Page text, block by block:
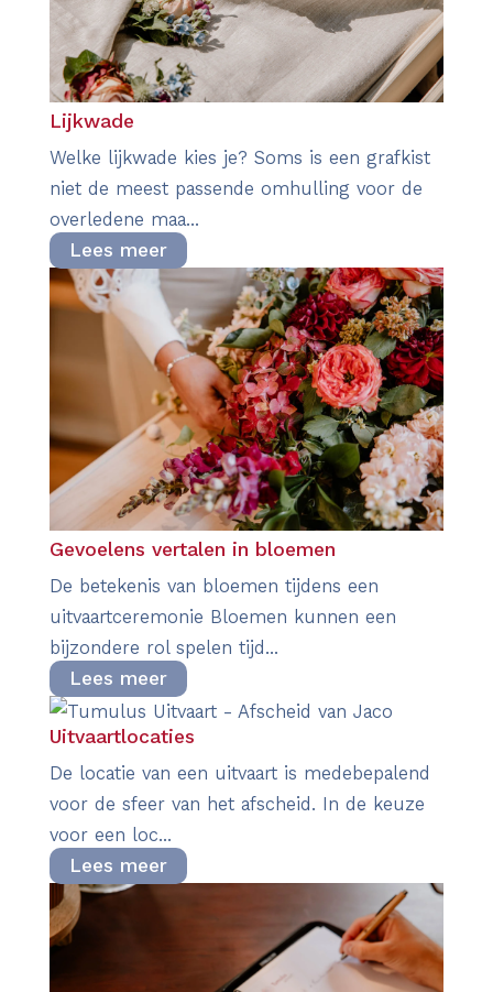
Lijkwade
Welke lijkwade kies je? Soms is een grafkist
niet de meest passende omhulling voor de
overledene maa...
Lees meer
Gevoelens vertalen in bloemen
De betekenis van bloemen tijdens een
uitvaartceremonie Bloemen kunnen een
bijzondere rol spelen tijd...
Lees meer
Uitvaartlocaties
De locatie van een uitvaart is medebepalend
voor de sfeer van het afscheid. In de keuze
voor een loc...
Lees meer